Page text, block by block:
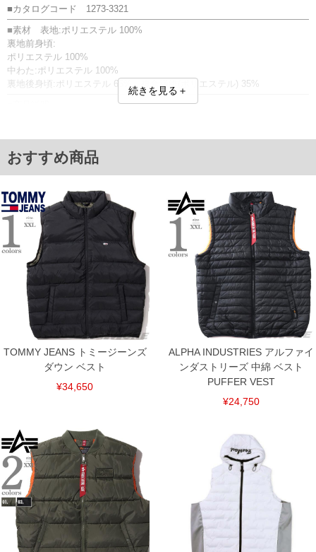
■カタログコード 1273-3321
■素材 表地:ポリエステル 100%
裏地前身頃:
ポリエステル 100%
中わた:ポリエステル 100%
裏地後身頃:ポリエステル 65% 複合繊維(ポリエステル) 35%
す。
■サイズ表
サイズ/バスト/総丈/裾周り/肩幅/アームホール
3L/140/80/118/53/58
4L/150/82/128/55/62
5L/160/84/138/57/66
6L/170/86/148/59/70
単位はcm
※【返品交換について】
返品交換希望の方は、商品到着後1週間以内にご連絡ください。
下着(肌着)やワイシャツは商品の性質上、返品交換不可とさせて頂いております。予め
ご了承くださいませ。
※【ボトムの裾上げをご希望の場合】
裾上げ料金は500円+税となります。
備考欄に股下●cmとご記入下さい。（裾上げ無料対象商品は1本につき税込6,000円以
上の品が対象。1本5,999円以下の商品は有料（500円+税）となります。）
出荷まで約1週間～20日間程お時間を頂く場合がございます。
尚、裾上げした商品は返品・交換不可となりますので、予めご了承下さい。
※商品によって若干のサイズの誤差がございます。また、お客様がご使用の環境（コ
ンピュータ画面）によって、商品の色味が若干異なる場合がございます。予めご了承
ください。
※当店での掲載商品は、実店鋪と在庫を共用しておりますので店頭での売り違い、店
舗からのお取り寄せ等により、お客様にご迷惑をお掛けしてしまう場合がございま
す。そのようなことがない様最大限に努めておりますが、もしあった場合速やかにご
連絡させて頂きますので予めご了承ください。
DETAIL
続きを見る＋
おすすめ商品
TOMMY JEANS トミージーンズ
ダウン ベスト
¥34,650
ALPHA INDUSTRIES アルファイ
ンダストリーズ 中綿 ベスト
PUFFER VEST
¥24,750